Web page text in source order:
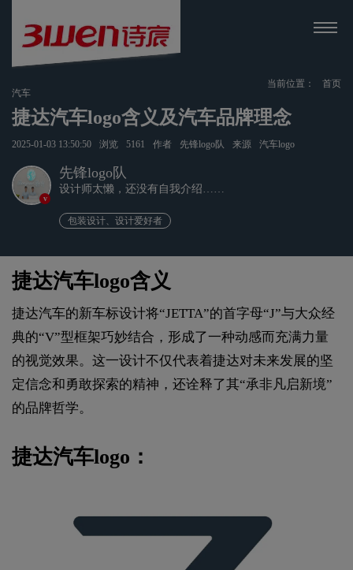
当前位置：
首页
汽车
‌捷达汽车logo含义及汽车品牌理念
2025-01-03 13:50:50 浏览 5161 作者 先锋logo队 来源 汽车logo
v
先锋logo队
设计师太懒，还没有自我介绍……
包装设计、设计爱好者
‌捷达汽车logo含义
捷达汽车的新车标设计将“JETTA”的首字母“J”与大众经
典的“V”型框架巧妙结合，形成了一种动感而充满力量
的视觉效果‌。这一设计不仅代表着捷达对未来发展的坚
定信念和勇敢探索的精神，还诠释了其“承非凡启新境”
的品牌哲学‌。
‌捷达汽车logo：